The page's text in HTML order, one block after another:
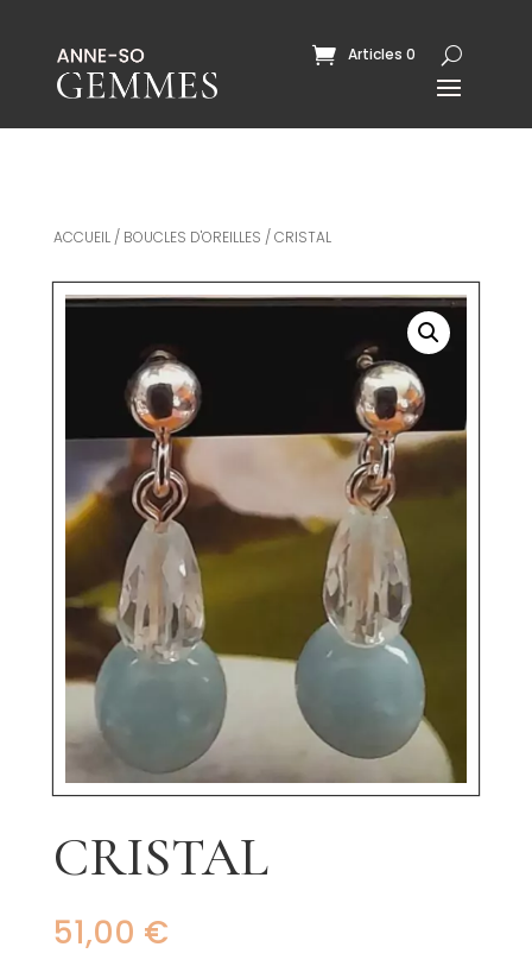
Articles 0
ACCUEIL/ BOUCLES D'OREILLES / CRISTAL
CRISTAL
51,00 €